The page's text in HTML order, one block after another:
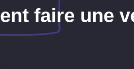
faire une